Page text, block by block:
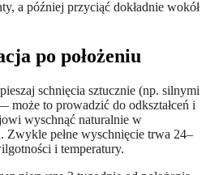
a później przyciąć dokładnie wokół
po położeniu
schnięcia sztucznie (np. silnymi
może to prowadzić do odkształceń i
wyschnąć naturalnie w
Zwykle pełne wyschnięcie trwa 24–
i temperatury.